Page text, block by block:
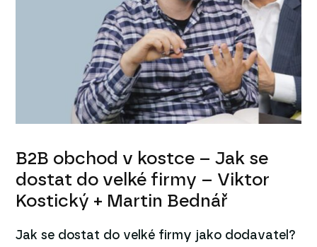
B2B obchod v kostce – Jak se
dostat do velké firmy – Viktor
Kostický + Martin Bednář
Jak se dostat do velké firmy jako dodavatel?